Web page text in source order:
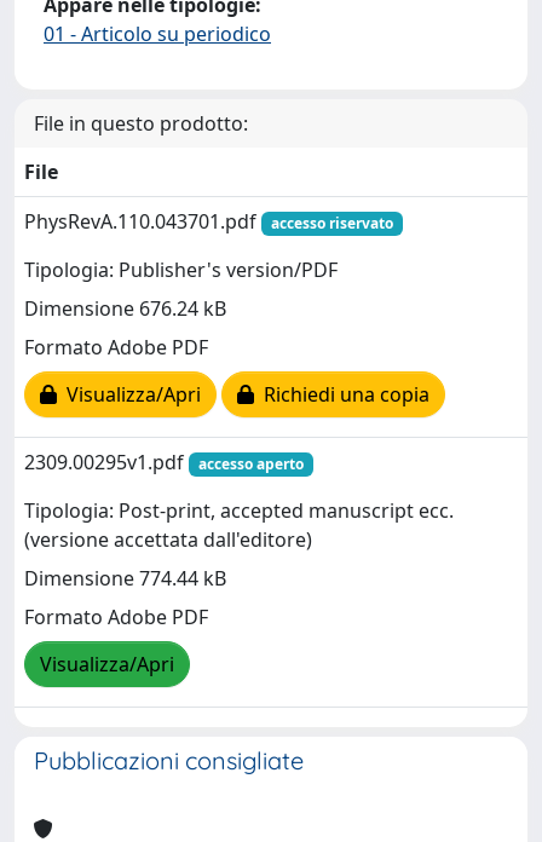
01 - Articolo su periodico
File in questo prodotto:
File
PhysRevA.110.043701.pdf
accesso riservato
Tipologia: Publisher's version/PDF
Dimensione 676.24 kB
Formato Adobe PDF
Visualizza/Apri
Richiedi una copia
2309.00295v1.pdf accesso aperto
Tipologia: Post-print, accepted manuscript ecc.
(versione accettata dall'editore)
Dimensione 774.44 kB
Formato Adobe PDF
Visualizza/Apri
Pubblicazioni consigliate